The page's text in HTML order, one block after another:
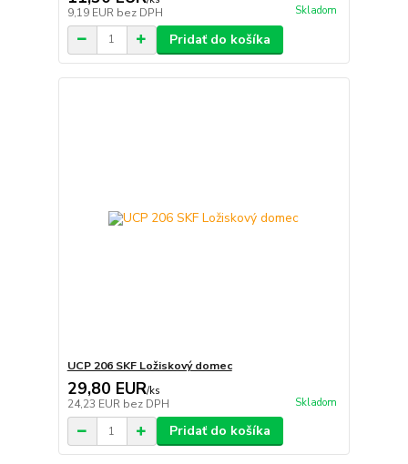
9,19 EUR bez DPH Skladom
Pridať do košíka
UCP 206 SKF Ložiskový domec
29,80 EUR/ks
24,23 EUR bez DPH Skladom
Pridať do košíka